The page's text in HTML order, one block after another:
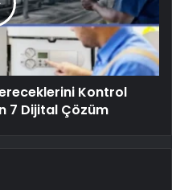
Kontrol
7 Dijital Çözüm